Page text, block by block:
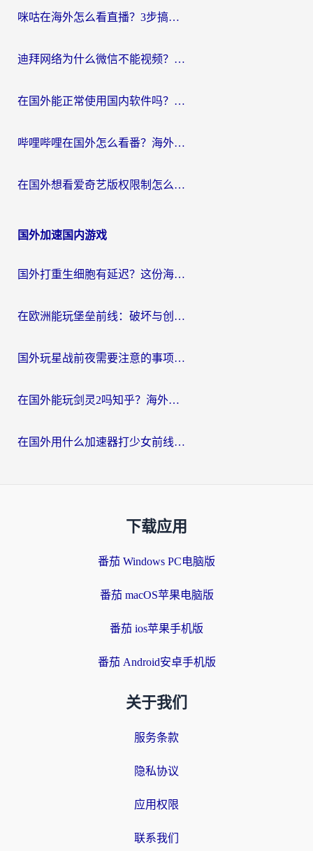
咪咕在海外怎么看直播？3步搞定地域限制，还能畅看腾讯视频与国内热剧
迪拜网络为什么微信不能视频？海外党必看的回国加速全攻略
在国外能正常使用国内软件吗？海外党亲测有效的无缝访问指南
哔哩哔哩在国外怎么看番？海外党追剧看片的终极解决方案
在国外想看爱奇艺版权限制怎么办？海外华人必看的追剧自由指南
国外加速国内游戏
国外打重生细胞有延迟？这份海外畅玩国服游戏加速器终极指南请收好
在欧洲能玩堡垒前线：破坏与创造吗？海外党国服游戏不卡顿的秘密
国外玩星战前夜需要注意的事项：一份来自老玩家的网络生存指南
在国外能玩剑灵2吗知乎？海外党亲测有效的国服游戏加速指南
在国外用什么加速器打少女前线：云图计划不卡？一个老玩家的掏心分享
下载应用
番茄 Windows PC电脑版
番茄 macOS苹果电脑版
番茄 ios苹果手机版
番茄 Android安卓手机版
关于我们
服务条款
隐私协议
应用权限
联系我们